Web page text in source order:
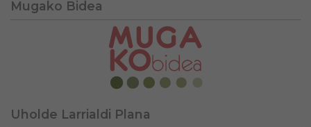
Mugako Bidea
Uholde Larrialdi Plana